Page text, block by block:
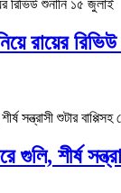
রায়ের
শীর্ষ